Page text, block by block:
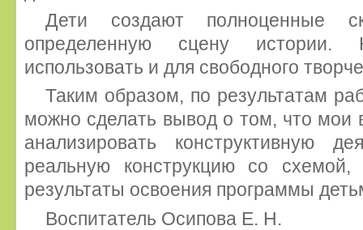
Дети создают полноценные
определенную сцену
использовать и для свободного
Таким образом, по результатам
можно сделать вывод о том, что мои
анализировать конструктивную
реальную конструкцию со
результаты освоения программы
Воспитатель Осипова Е. Н.